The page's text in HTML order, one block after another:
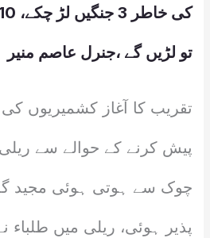
تو لڑیں گے ،جنرل عاصم منیر
تقریب کا آغاز کشمیریوں
پیش کرنے کے حوالے سے
چوک سے ہوتی ہوئی مجید
پذیر ہوئی، ریلی میں طلباء